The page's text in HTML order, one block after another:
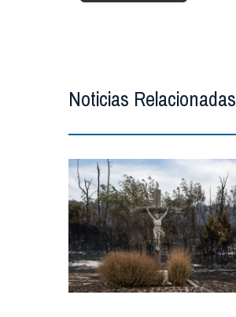
Noticias Relacionadas